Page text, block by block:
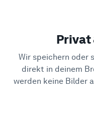
Privat
Wir speichern oder
direkt in deinem
werden keine Bilder